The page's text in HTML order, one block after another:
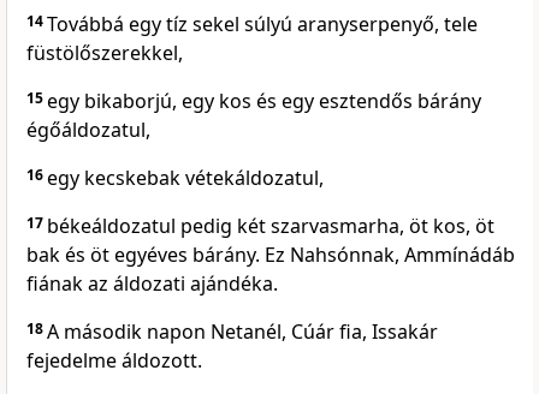
14Továbbá egy tíz sekel súlyú aranyserpenyő, tele
füstölőszerekkel,
15egy bikaborjú, egy kos és egy esztendős bárány
égőáldozatul,
16egy kecskebak vétekáldozatul,
17 békeáldozatul pedig két szarvasmarha, öt kos, öt
bak és öt egyéves bárány. Ez Nahsónnak, Ammínádáb
fiának az áldozati ajándéka.
18A második napon Netanél, Cúár fia, Issakár
fejedelme áldozott.